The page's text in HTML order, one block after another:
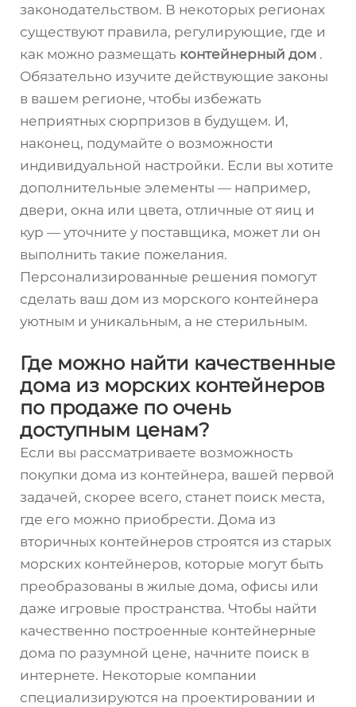
законодательством. В некоторых регионах
существуют правила, регулирующие, где и
как можно размещать контейнерный дом .
Обязательно изучите действующие законы
в вашем регионе, чтобы избежать
неприятных сюрпризов в будущем. И,
наконец, подумайте о возможности
индивидуальной настройки. Если вы хотите
дополнительные элементы — например,
двери, окна или цвета, отличные от яиц и
кур — уточните у поставщика, может ли он
выполнить такие пожелания.
Персонализированные решения помогут
сделать ваш дом из морского контейнера
уютным и уникальным, а не стерильным.
Где можно найти качественные
дома из морских контейнеров
по продаже по очень
доступным ценам?
Если вы рассматриваете возможность
покупки дома из контейнера, вашей первой
задачей, скорее всего, станет поиск места,
где его можно приобрести. Дома из
вторичных контейнеров строятся из старых
морских контейнеров, которые могут быть
преобразованы в жилые дома, офисы или
даже игровые пространства. Чтобы найти
качественно построенные контейнерные
дома по разумной цене, начните поиск в
интернете. Некоторые компании
специализируются на проектировании и